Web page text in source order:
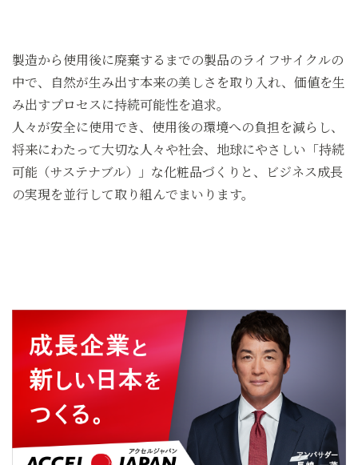
製造から使用後に廃棄するまでの製品のライフサイクルの
中で、
自然が生み出す本来の美しさを取り入れ、価値を生
み出すプロセスに持続可能性を追求。
人々が安全に使用でき、使用後の環境への負担を減らし、
将来にわたって大切な人々や社会、 地球にやさしい「持続
可能（サステナブル）」な化粧品づくりと、
ビジネス成長
の実現を並行して取り組んでまいります。